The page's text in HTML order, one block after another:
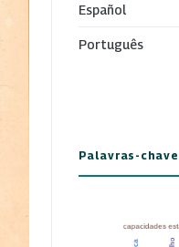
Español
Português
Palavras-chave